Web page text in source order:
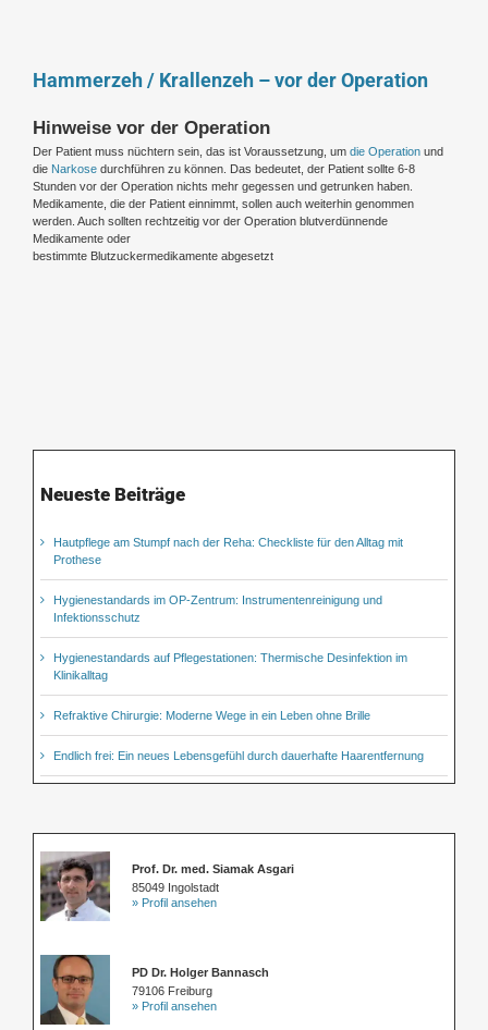
Hammerzeh / Krallenzeh – vor der Operation
Hinweise vor der Operation
Der Patient muss nüchtern sein, das ist Voraussetzung, um die Operation und
die Narkose durchführen zu können. Das bedeutet, der Patient sollte 6-8
Stunden vor der Operation nichts mehr gegessen und getrunken haben.
Medikamente, die der Patient einnimmt, sollen auch weiterhin genommen
werden. Auch sollten rechtzeitig vor der Operation blutverdünnende
Medikamente oder
bestimmte Blutzuckermedikamente abgesetzt
Neueste Beiträge
Hautpflege am Stumpf nach der Reha: Checkliste für den Alltag mit
Prothese
Hygienestandards im OP-Zentrum: Instrumentenreinigung und
Infektionsschutz
Hygienestandards auf Pflegestationen: Thermische Desinfektion im
Klinikalltag
Refraktive Chirurgie: Moderne Wege in ein Leben ohne Brille
Endlich frei: Ein neues Lebensgefühl durch dauerhafte Haarentfernung
Prof. Dr. med. Siamak Asgari
85049 Ingolstadt
» Profil ansehen
PD Dr. Holger Bannasch
79106 Freiburg
» Profil ansehen